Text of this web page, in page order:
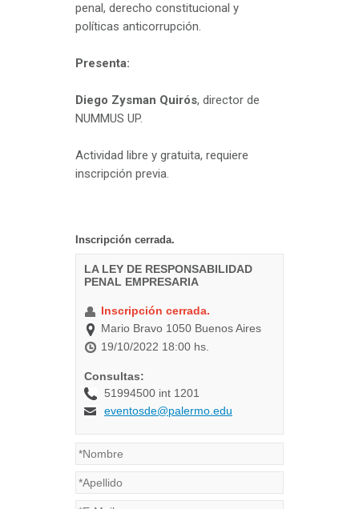
penal, derecho constitucional y
políticas anticorrupción.
Presenta:
Diego Zysman Quirós, director de
NUMMUS UP.
Actividad libre y gratuita, requiere
inscripción previa.